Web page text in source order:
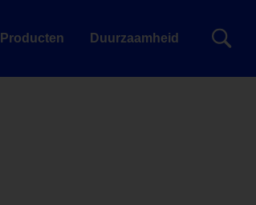
Producten Duurzaamheid